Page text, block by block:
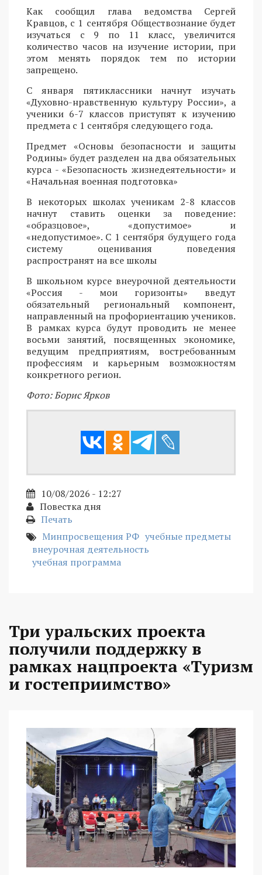
Как сообщил глава ведомства Сергей
Кравцов, с 1 сентября Обществознание будет
изучаться с 9 по 11 класс, увеличится
количество часов на изучение истории, при
этом менять порядок тем по истории
запрещено.
С января пятиклассники начнут изучать
«Духовно-нравственную культуру России», а
ученики 6-7 классов приступят к изучению
предмета с 1 сентября следующего года.
Предмет «Основы безопасности и защиты
Родины» будет разделен на два обязательных
курса - «Безопасность жизнедеятельности» и
«Начальная военная подготовка»
В некоторых школах ученикам 2-8 классов
начнут ставить оценки за поведение:
«образцовое», «допустимое» и
«недопустимое». С 1 сентября будущего года
систему оценивания поведения
распространят на все школы
В школьном курсе внеурочной деятельности
«Россия - мои горизонты» введут
обязательный региональный компонент,
направленный на профориентацию учеников.
В рамках курса будут проводить не менее
восьми занятий, посвященных экономике,
ведущим предприятиям, востребованным
профессиям и карьерным возможностям
конкретного регион.
Фото: Борис Ярков
10/08/2026 - 12:27
Повестка дня
Печать
Минпросвещения РФ учебные предметы
внеурочная деятельность
учебная программа
Три уральских проекта
получили поддержку в
рамках нацпроекта «Туризм
и гостеприимство»